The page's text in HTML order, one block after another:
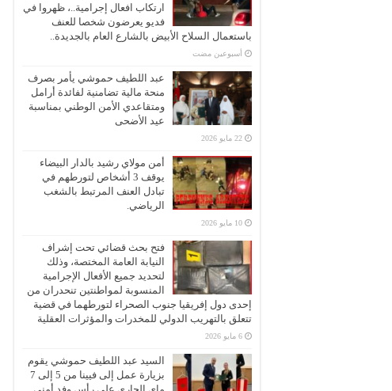
ارتكاب افعال إجرامية..، ظهروا في
فديو يعرضون شخصا للعنف
باستعمال السلاح الأبيض بالشارع العام بالجديدة..
‏أسبوعين مضت
عبد اللطيف حموشي يأمر بصرف
منحة مالية تضامنية لفائدة أرامل
ومتقاعدي الأمن الوطني بمناسبة
عيد الأضحى
22 مايو 2026
أمن مولاي رشيد بالدار البيضاء
يوقف 3 أشخاص لتورطهم في
تبادل العنف المرتبط بالشغب
الرياضي.
10 مايو 2026
فتح بحث قضائي تحت إشراف
النيابة العامة المختصة، وذلك
لتحديد جميع الأفعال الإجرامية
المنسوبة لمواطنتين تنحدران من
إحدى دول إفريقيا جنوب الصحراء لتورطهما في قضية
تتعلق بالتهريب الدولي للمخدرات والمؤثرات العقلية
6 مايو 2026
السيد عبد اللطيف حموشي يقوم
بزيارة عمل إلى فيينا من 5 إلى 7